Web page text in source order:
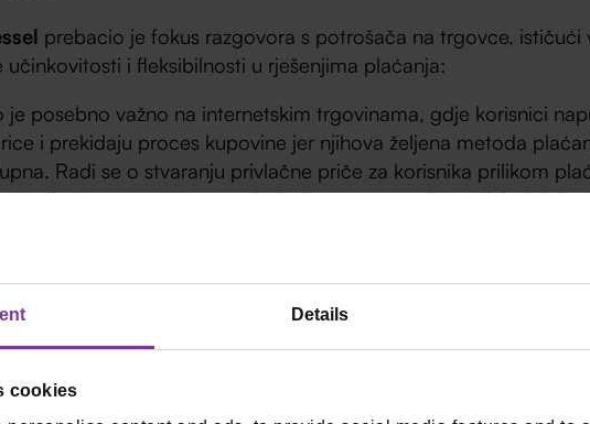
Details
cookies
prebacio je fokus razgovora s potrošača na trgovce, ističući
učinkovitosti i fleksibilnosti u rješenjima plaćanja:
je posebno važno na internetskim trgovinama, gdje korisnici
i prekidaju proces kupovine jer njihova željena metoda
Radi se o stvaranju privlačne priče za korisnika prilikom
trebaju razmotriti pružatelje koji mogu ponuditi najfleksibilnija
različitih
od kafića do